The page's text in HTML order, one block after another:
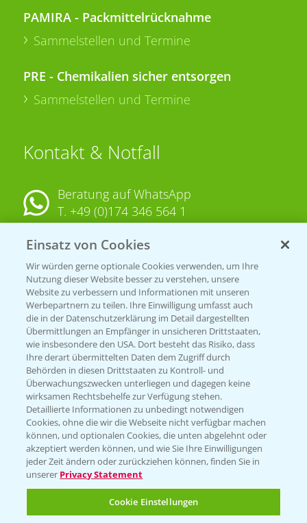
PAMIRA - Packmittelrücknahme
Sammelstellen und Termine
PRE - Chemikalien sicher entsorgen
Sammelstellen und Termine
Kontakt & Notfall
Beratung auf WhatsApp
T. +49 (0)174 346 564 1
KONTAKT
Hilfe in Notfällen
T.+49 (0)214/30-20220
Folgen Sie uns
Einsatz von Cookies
Wir würden gerne optionale Cookies verwenden, um Ihre
Nutzung dieser Website besser zu verstehen, unsere
Website zu verbessern und Informationen mit unseren
Werbepartnern zu teilen. Ihre Einwilligung umfasst auch
die in der Datenschutzerklärung im Detail dargestellten
Übermittlungen an Empfänger in unsicheren Drittstaaten,
wie insbesondere den USA. Dort besteht das Risiko, dass
Ihre derart übermittelten Daten dem Zugriff durch
Behörden in diesen Drittstaaten zu Kontroll- und
Überwachungszwecken unterliegen und dagegen keine
wirksamen Rechtsbehelfe zur Verfügung stehen.
Detaillierte Informationen zu unbedingt notwendigen
Cookies, ohne die wir die Webseite nicht verfügbar machen
können, und optionalen Cookies, die unten abgelehnt oder
akzeptiert werden können, und wie Sie Ihre Einwilligungen
jeder Zeit ändern oder zurückziehen können, finden Sie in
unserer Privacy Statement
Cookie Einstellungen